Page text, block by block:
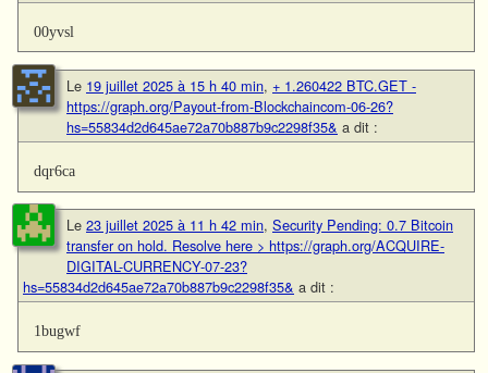
00yvsl
Le 19 juillet 2025 à 15 h 40 min, + 1.260422 BTC.GET -
https://graph.org/Payout-from-Blockchaincom-06-26?
hs=55834d2d645ae72a70b887b9c2298f35& a dit :
dqr6ca
Le 23 juillet 2025 à 11 h 42 min, Security Pending: 0.7 Bitcoin
transfer on hold. Resolve here > https://graph.org/ACQUIRE-
DIGITAL-CURRENCY-07-23?
hs=55834d2d645ae72a70b887b9c2298f35& a dit :
1bugwf